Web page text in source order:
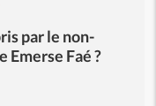
par le non-
Faé ?